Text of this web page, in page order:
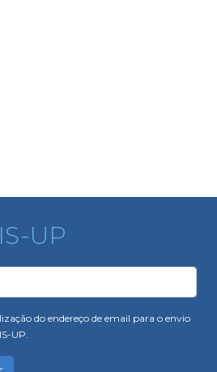
UP
do endereço de email para o envio
UP.